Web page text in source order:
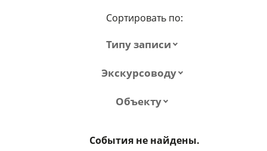
Сортировать по:
Типу записи
Экскурсоводу
Объекту
События не найдены.